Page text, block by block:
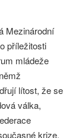
Mezinárodní
příležitosti
mládeže
lítost, že se
válka,
krize.